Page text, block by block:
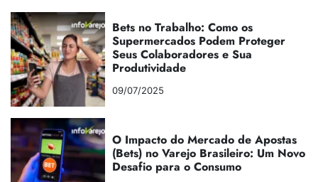
Bets no Trabalho: Como os
Supermercados Podem Proteger
Seus Colaboradores e Sua
Produtividade
09/07/2025
O Impacto do Mercado de Apostas
(Bets) no Varejo Brasileiro: Um Novo
Desafio para o Consumo